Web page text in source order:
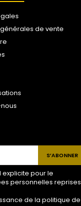
de vente
explicite pour le
personnelles reprises
de la politique de